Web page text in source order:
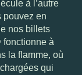
à l’autre
pouvez en
nos billets
fonctionne à
la flamme, où
qui